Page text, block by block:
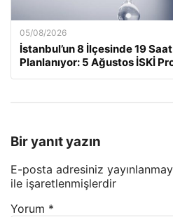
05/08/2026
İstanbul’un 8 İlçesinde 19
Planlanıyor: 5 Ağustos İSKİ
Bir yanıt yazın
E-posta adresiniz
ile işaretlenmişlerdir
Yorum *